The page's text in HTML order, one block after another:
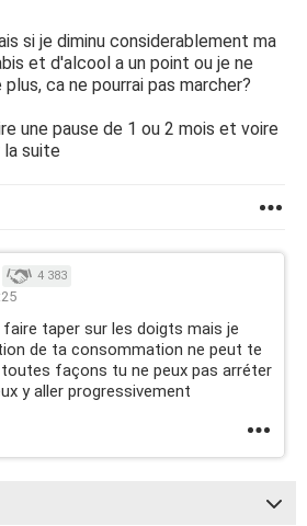
si je diminu considerablement ma
et d'alcool a un point ou je ne
ca ne pourrai pas marcher?
une pause de 1 ou 2 mois et voire
la suite
4 383
taper sur les doigts mais je
de ta consommation ne peut te
toutes façons tu ne peux pas arréter
y aller progressivement